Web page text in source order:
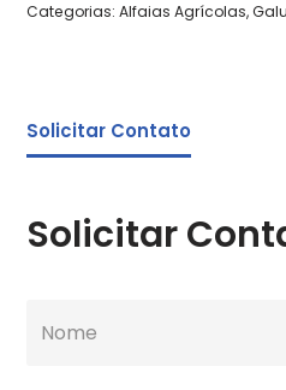
Categorias:Alfaias Agrícolas,
Solicitar Contato
Solicitar